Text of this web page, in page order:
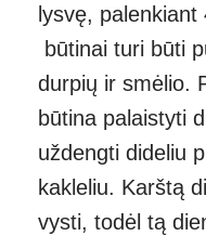
lysvę,
būtinai turi būti
durpių ir smėlio.
būtina palaistyti
uždengti dideliu
kakleliu. Karštą
vysti, todėl tą